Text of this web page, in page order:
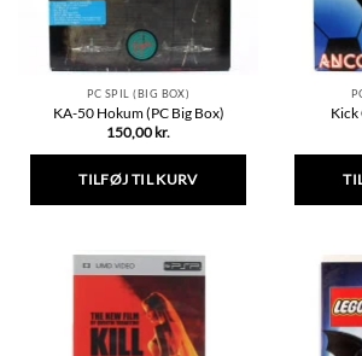
PC SPIL (BIG BOX)
KA-50 Hokum (PC Big Box)
150,00 kr.
TILFØJ TIL KURV
Kick